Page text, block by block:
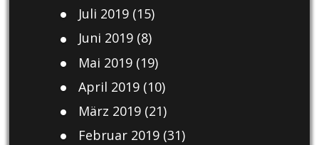
Juli 2019(15)
Juni 2019(8)
Mai 2019(19)
April 2019(10)
März 2019(21)
Februar 2019(31)